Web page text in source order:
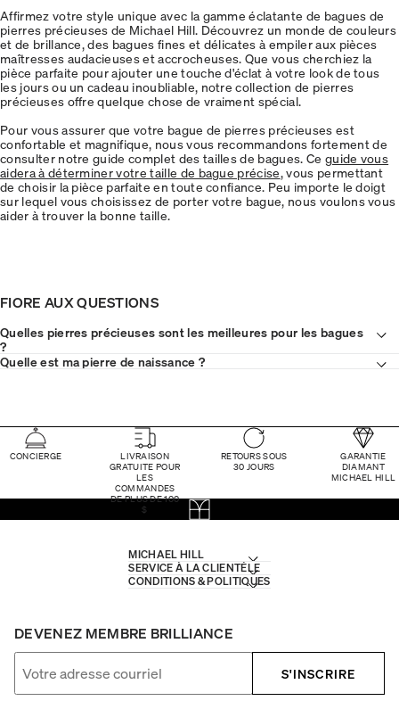
Affirmez votre style unique avec la gamme éclatante de bagues de
pierres précieuses de Michael Hill. Découvrez un monde de couleurs
et de brillance, des bagues fines et délicates à empiler aux pièces
maîtresses audacieuses et accrocheuses. Que vous cherchiez la
pièce parfaite pour ajouter une touche d'éclat à votre look de tous
les jours ou un cadeau inoubliable, notre collection de pierres
précieuses offre quelque chose de vraiment spécial.
Pour vous assurer que votre bague de pierres précieuses est
confortable et magnifique, nous vous recommandons fortement de
consulter notre guide complet des tailles de bagues. Ce guide vous
aidera à déterminer votre taille de bague précise, vous permettant
de choisir la pièce parfaite en toute confiance. Peu importe le doigt
sur lequel vous choisissez de porter votre bague, nous voulons vous
aider à trouver la bonne taille.
FIORE AUX QUESTIONS
Quelles pierres précieuses sont les meilleures pour les bagues
?
Quelle est ma pierre de naissance ?
CONCIERGE
LIVRAISON
GRATUITE POUR
LES
COMMANDES
DE PLUS DE 100
$
RETOURS SOUS
30 JOURS
GARANTIE
DIAMANT
MICHAEL HILL
MICHAEL HILL
SERVICE À LA CLIENTÈLE
CONDITIONS & POLITIQUES
DEVENEZ MEMBRE BRILLIANCE
S'INSCRIRE